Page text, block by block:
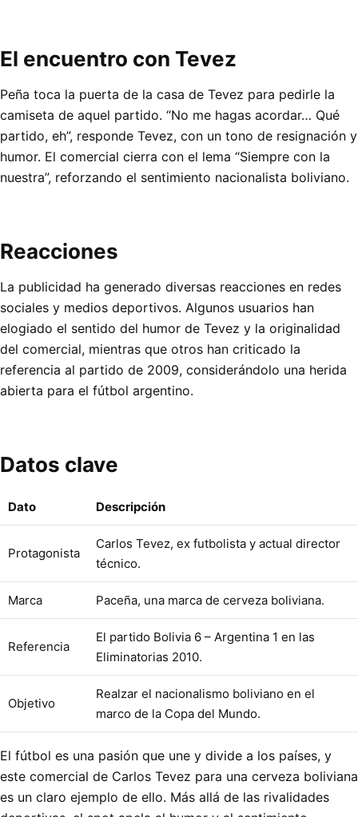
El encuentro con Tevez
Peña toca la puerta de la casa de Tevez para pedirle la
camiseta de aquel partido. “No me hagas acordar… Qué
partido, eh”, responde Tevez, con un tono de resignación y
humor. El comercial cierra con el lema “Siempre con la
nuestra”, reforzando el sentimiento nacionalista boliviano.
Reacciones
La publicidad ha generado diversas reacciones en redes
sociales y medios deportivos. Algunos usuarios han
elogiado el sentido del humor de Tevez y la originalidad
del comercial, mientras que otros han criticado la
referencia al partido de 2009, considerándolo una herida
abierta para el fútbol argentino.
Datos clave
Dato Descripción
Protagonista
Carlos Tevez, ex futbolista y actual director
técnico.
Marca Paceña, una marca de cerveza boliviana.
Referencia
El partido Bolivia 6 – Argentina 1 en las
Eliminatorias 2010.
Objetivo
Realzar el nacionalismo boliviano en el
marco de la Copa del Mundo.
El fútbol es una pasión que une y divide a los países, y
este comercial de Carlos Tevez para una cerveza boliviana
es un claro ejemplo de ello. Más allá de las rivalidades